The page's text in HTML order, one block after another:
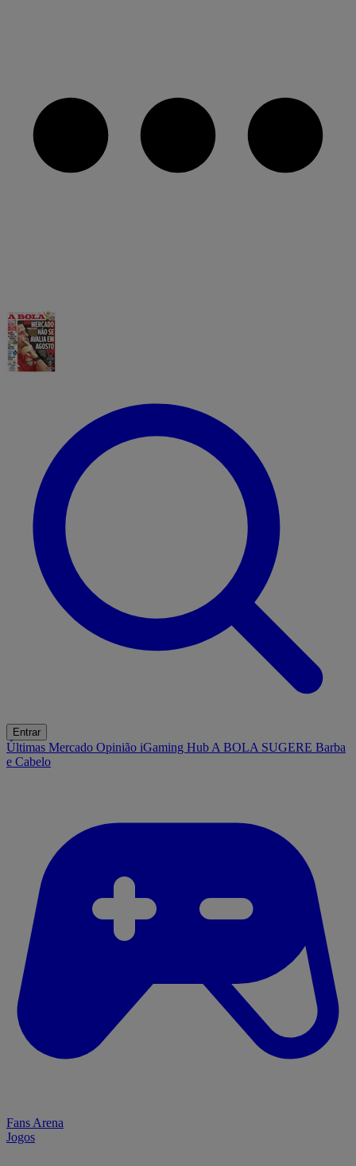
Entrar
Últimas Mercado Opinião iGaming Hub A BOLA SUGERE Barba
e Cabelo
Fans Arena
Jogos